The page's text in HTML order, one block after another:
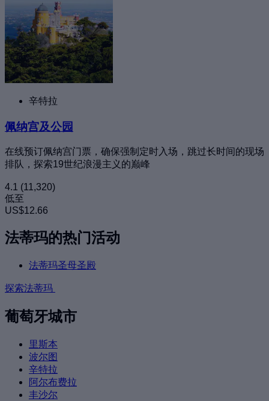
辛特拉
佩纳宫及公园
在线预订佩纳宫门票，确保强制定时入场，跳过长时间的现场
排队，探索19世纪浪漫主义的巅峰
4.1 (11,320)
低至
US$12.66
法蒂玛的热门活动
法蒂玛圣母圣殿
探索法蒂玛
葡萄牙城市
里斯本
波尔图
辛特拉
阿尔布费拉
丰沙尔